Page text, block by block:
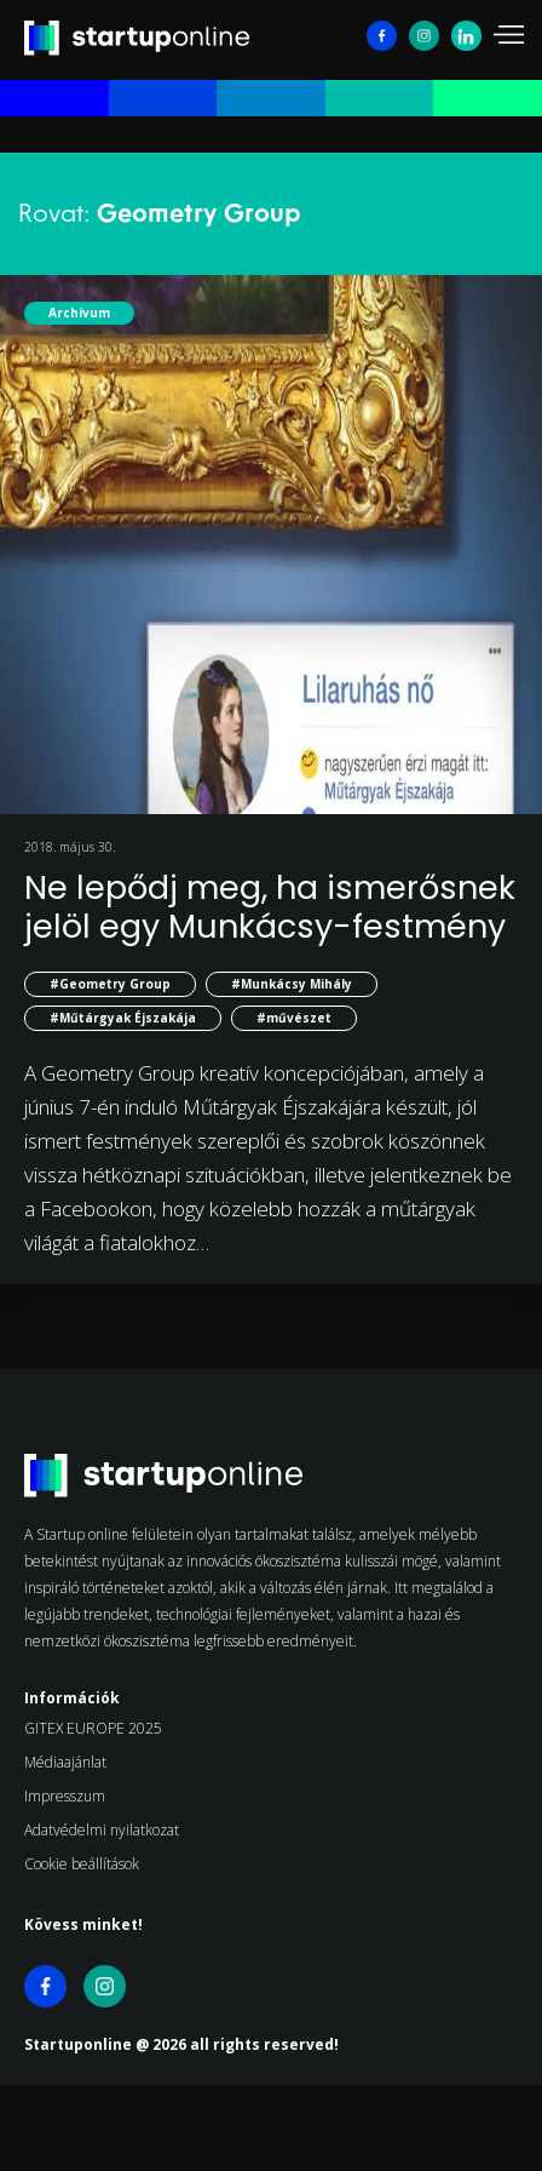
Rovat: Geometry Group
Archívum
2018. május 30.
Ne lepődj meg, ha ismerősnek
jelöl egy Munkácsy-festmény
#Geometry Group
#Munkácsy Mihály
#Műtárgyak Éjszakája
#művészet
A Geometry Group kreatív koncepciójában, amely a
június 7-én induló Műtárgyak Éjszakájára készült, jól
ismert festmények szereplői és szobrok köszönnek
vissza hétköznapi szituációkban, illetve jelentkeznek be
a Facebookon, hogy közelebb hozzák a műtárgyak
világát a fiatalokhoz…
A Startup online felületein olyan tartalmakat találsz, amelyek mélyebb
betekintést nyújtanak az innovációs ökoszisztéma kulisszái mögé, valamint
inspiráló történeteket azoktól, akik a változás élén járnak. Itt megtalálod a
legújabb trendeket, technológiai fejleményeket, valamint a hazai és
nemzetközi ökoszisztéma legfrissebb eredményeit.
Információk
GITEX EUROPE 2025
Médiaajánlat
Impresszum
Adatvédelmi nyilatkozat
Cookie beállítások
Kövess minket!
Startuponline @ 2026 all rights reserved!